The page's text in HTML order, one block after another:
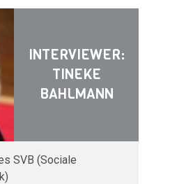
INTERVIEWER:
TINEKE
BAHLMANN
SVB (Sociale